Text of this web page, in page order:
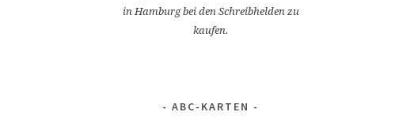
in Hamburg bei den Schreibhelden zu
kaufen.
ABC-KARTEN